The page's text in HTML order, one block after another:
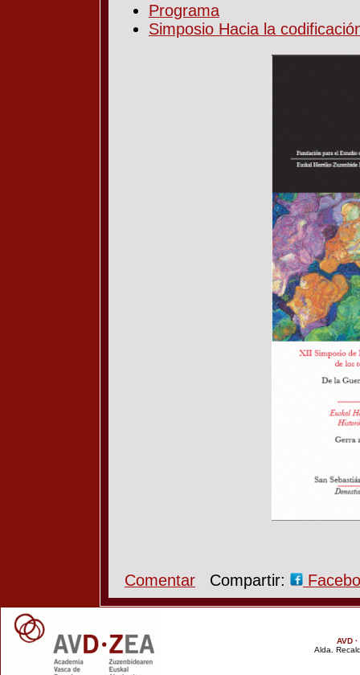
Programa
Simposio Hacia la
Comentar Compartir:
AVD
Alda.